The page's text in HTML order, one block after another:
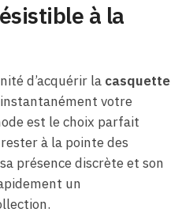
à la
d’acquérir la casquette
votre
est le choix parfait
à la pointe des
présence discrète et son
un